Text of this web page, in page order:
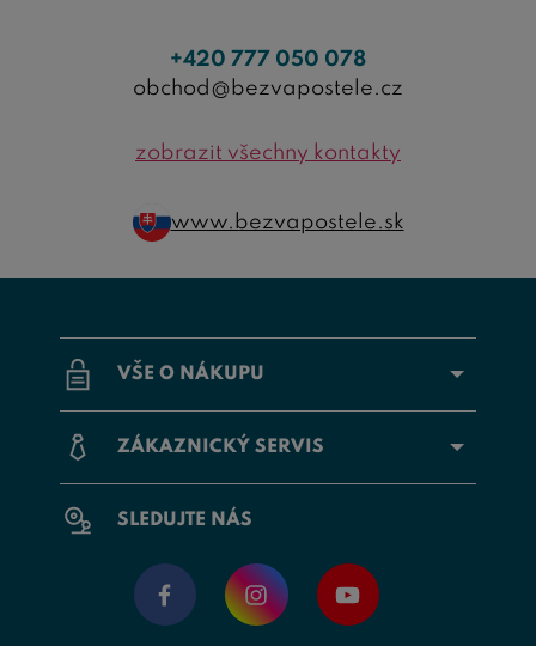
VŠE O NÁKUPU
ZÁKAZNICKÝ SERVIS
SLEDUJTE NÁS
+420 777 050 078
obchod@bezvapostele.cz
zobrazit všechny kontakty
www.bezvapostele.sk